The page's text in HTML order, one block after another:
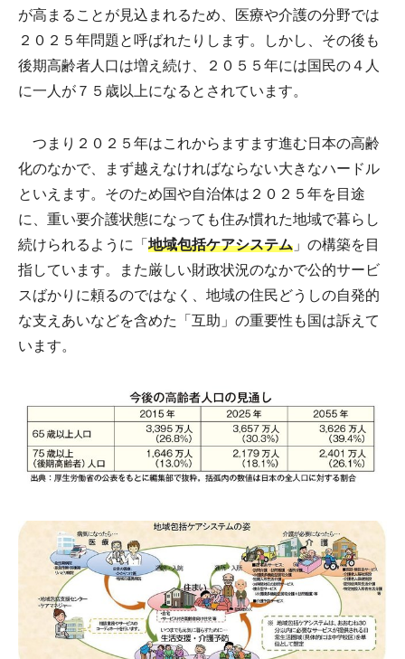
が高まることが見込まれるため、医療や介護の分野では
２０２５年問題と呼ばれたりします。しかし、その後も
後期高齢者人口は増え続け、２０５５年には国民の４人
に一人が７５歳以上になるとされています。
つまり２０２５年はこれからますます進む日本の高齢
化のなかで、まず越えなければならない大きなハードル
といえます。そのため国や自治体は２０２５年を目途
に、重い要介護状態になっても住み慣れた地域で暮らし
続けられるように「 地域包括ケアシステム 」の構築を目
指しています。また厳しい財政状況のなかで公的サービ
スばかりに頼るのではなく、地域の住民どうしの自発的
な支えあいなどを含めた「互助」の重要性も国は訴えて
います。